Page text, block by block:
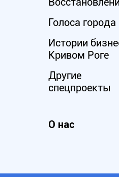
Голоса города
Истории
Кривом Роге
Другие
спецпроекты
О нас